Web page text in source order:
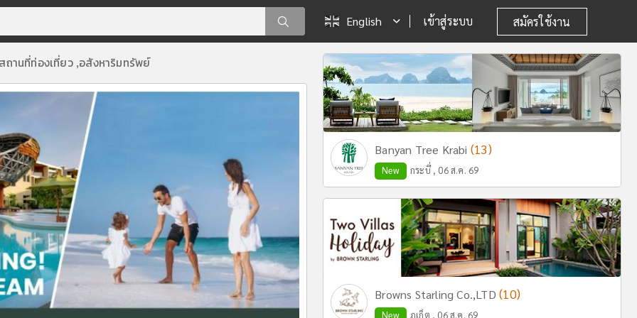
English เข้าสู่ระบบ สมัครใช้งาน
ถานที่ท่องเที่ยว ,อสังหาริมทรัพย์
Banyan Tree Krabi (13)
New กระบี่ , 06 ส.ค. 69
Browns Starling Co.,LTD(10)
New ภูเก็ต , 06 ส.ค. 69